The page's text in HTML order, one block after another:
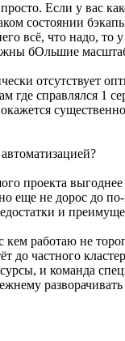
Если у вас
состоянии
всё, что надо, то
бОльшие
отсутствует
где справлялся 1
проекта
еще не дорос до
и
работаю не
до частного
и команда